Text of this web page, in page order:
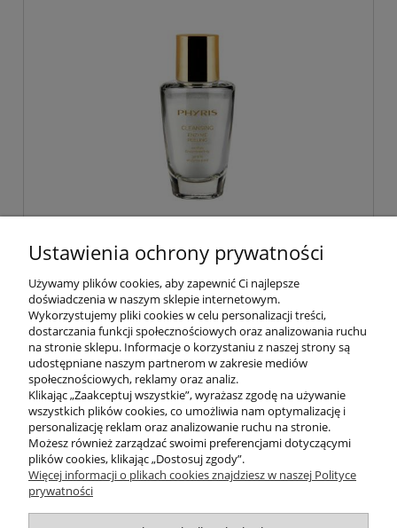
enzymatyczny cera wrażliwa i
naczynkowa 30g
145,00 zł
do koszyka
POMOC
INFORMACJE
ZAKUPY
Ustawienia ochrony prywatności
Używamy plików cookies, aby zapewnić Ci najlepsze
doświadczenia w naszym sklepie internetowym.
Wykorzystujemy pliki cookies w celu personalizacji treści,
dostarczania funkcji społecznościowych oraz analizowania ruchu
na stronie sklepu. Informacje o korzystaniu z naszej strony są
udostępniane naszym partnerom w zakresie mediów
społecznościowych, reklamy oraz analiz.
Klikając „Zaakceptuj wszystkie”, wyrażasz zgodę na używanie
wszystkich plików cookies, co umożliwia nam optymalizację i
personalizację reklam oraz analizowanie ruchu na stronie.
Możesz również zarządzać swoimi preferencjami dotyczącymi
plików cookies, klikając „Dostosuj zgody”.
Więcej informacji o plikach cookies znajdziesz w naszej Polityce
prywatności